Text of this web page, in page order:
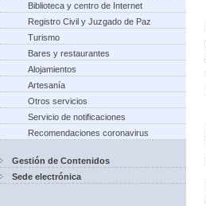
Biblioteca y centro de Internet
Registro Civil y Juzgado de Paz
Turismo
Bares y restaurantes
Alojamientos
Artesanía
Otros servicios
Servicio de notificaciones
Recomendaciones coronavirus
Gestión de Contenidos
Sede electrónica